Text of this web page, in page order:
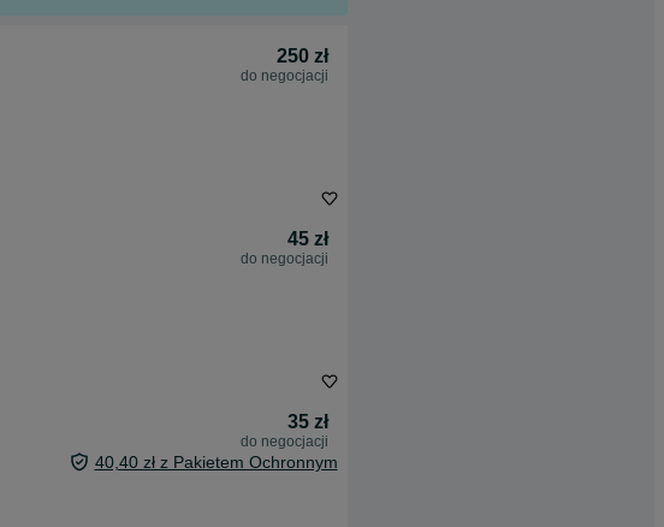
250 zł
do negocjacji
45 zł
do negocjacji
35 zł
do negocjacji
40,40 zł z Pakietem Ochronnym